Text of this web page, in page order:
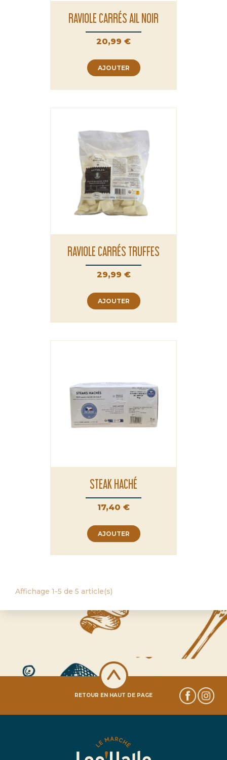
RAVIOLE CARRÉS AIL NOIR
Prix
20,99 €
AJOUTER
RAVIOLE CARRÉS TRUFFES
Prix
29,99 €
AJOUTER
STEAK HACHÉ
Prix
17,40 €
AJOUTER
Affichage 1-5 de 5 article(s)
RETOUR EN HAUT DE PAGE